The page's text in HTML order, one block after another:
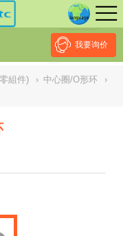
risk: Unsafe
*/ // ------------------------------
我要询价
組件) › 中心圈/O形环
›